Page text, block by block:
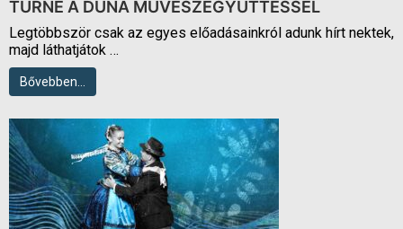
TURNÉ A DUNA MŰVÉSZEGYÜTTESSEL
Legtöbbször csak az egyes előadásainkról adunk hírt nektek,
majd láthatjátok …
Bővebben…